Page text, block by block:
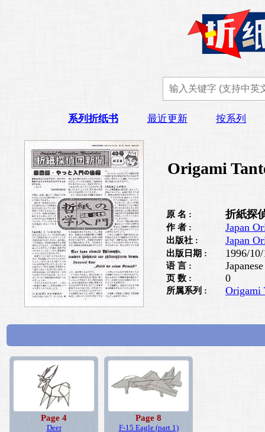
系列折纸书 最近更新 按系列
Origami
原 名 : 折紙探
作 者 : Japan
出版社 : Japan
出版日期 : 1996/
语 言 : Japanese
页 数 : 0
所属系列 : Origami
Page 4
Deer
Page 8
F-15 Eagle (part 1)